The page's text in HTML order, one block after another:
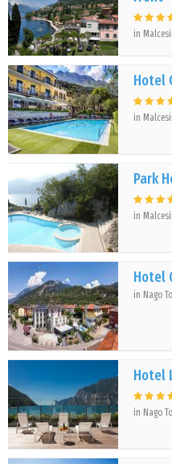
in
Hotel
in
Park
in
Hotel
in Nago
Hotel
in Nago